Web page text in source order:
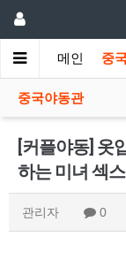
메인 중
중국야동관
[커플야동] 옷
하는 미녀 섹
관리자 0